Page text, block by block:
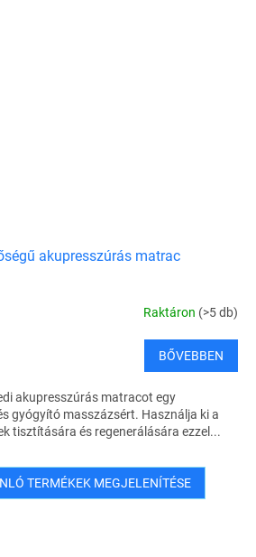
akupresszúrás matrac
Raktáron (>5 db)
BŐVEBBEN
akupresszúrás matracot egy
gyógyító masszázsért. Használja ki a
tisztítására és regenerálására ezzel...
TERMÉKEK MEGJELENÍTÉSE